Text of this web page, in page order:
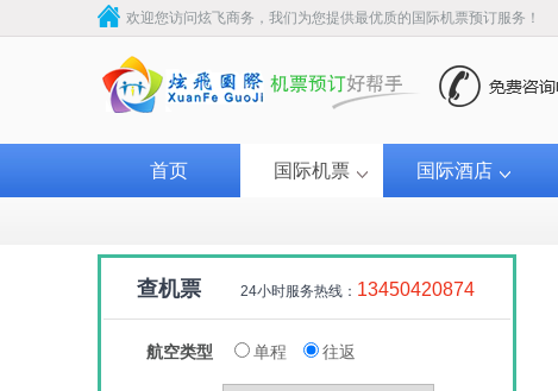
欢迎您访问炫飞商务，我们为您提供最优质的国际机票预订服务！
首页 国际机票 国际酒店
查机票 24小时服务热线： 13450420874
航空类型 单程 往返